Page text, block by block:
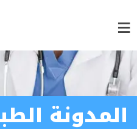
المدونة